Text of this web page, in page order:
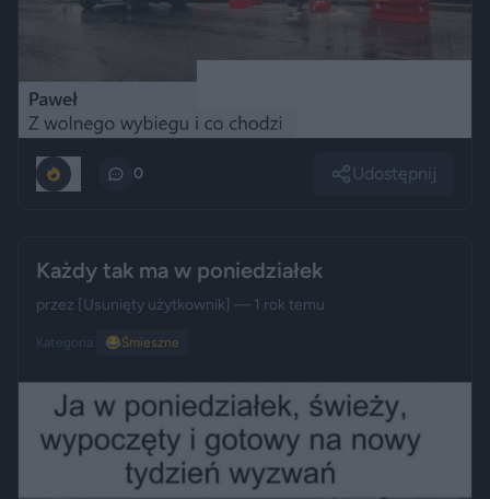
0 Udostępnij
Każdy tak ma w poniedziałek
przez [Usunięty użytkownik] — 1 rok temu
Kategoria: 😂Śmieszne